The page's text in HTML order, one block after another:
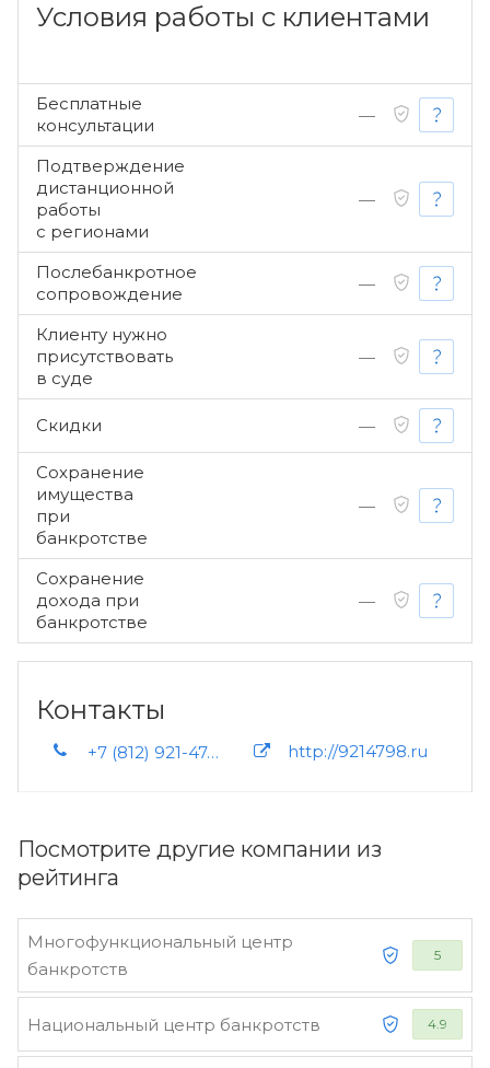
Посмотрите другие компании из
рейтинга
Многофункциональный центр
банкротств
5
Национальный центр банкротств 4.9
Условия работы с клиентами
Бесплатные
консультации
—
Подтверждение
дистанционной
работы
с регионами
—
Послебанкротное
сопровождение
—
Клиенту нужно
присутствовать
в суде
—
Скидки —
Сохранение
имущества
при
банкротстве
—
Сохранение
дохода при
банкротстве
—
Контакты
+7 (812) 921-47-98 http://9214798.ru